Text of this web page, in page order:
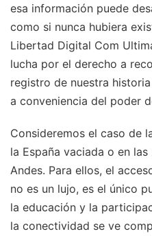
esa información puede
como si nunca hubiera
Libertad Digital Com
lucha por el derecho a
registro de nuestra
a conveniencia del poder
Consideremos el caso de
la España vaciada o en
Andes. Para ellos, el
no es un lujo, es el único
la educación y la
la conectividad se ve